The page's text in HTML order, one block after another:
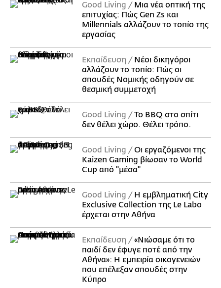
Good Living
Μια νέα οπτική της
επιτυχίας: Πώς Gen Zs και
Millennials αλλάζουν το τοπίο της
εργασίας
Εκπαίδευση
Νέοι δικηγόροι
αλλάζουν το τοπίο: Πώς οι
σπουδές Νομικής οδηγούν σε
θεσμική συμμετοχή
Good Living
Το BBQ στο σπίτι
δεν θέλει χώρο. Θέλει τρόπο.
Good Living
Οι εργαζόμενοι της
Kaizen Gaming βίωσαν το World
Cup από "μέσα"
Good Living
Η εμβληματική City
Exclusive Collection της Le Labo
έρχεται στην Αθήνα
Εκπαίδευση
«Νιώσαμε ότι το
παιδί δεν έφυγε ποτέ από την
Αθήνα»: Η εμπειρία οικογενειών
που επέλεξαν σπουδές στην
Κύπρο